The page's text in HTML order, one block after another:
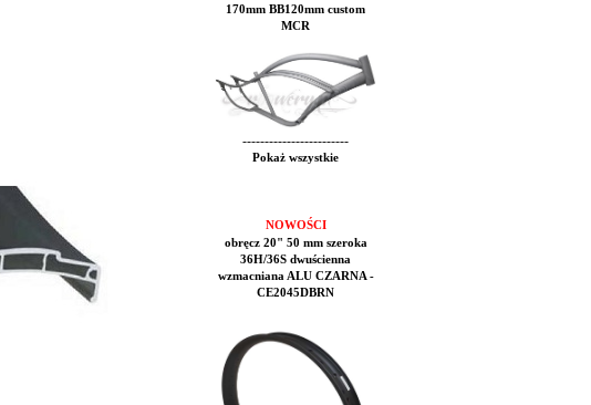
170mm BB120mm custom
MCR
------------------------
Pokaż wszystkie
NOWOŚCI
obręcz 20" 50 mm szeroka
36H/36S dwuścienna
wzmacniana ALU CZARNA -
CE2045DBRN